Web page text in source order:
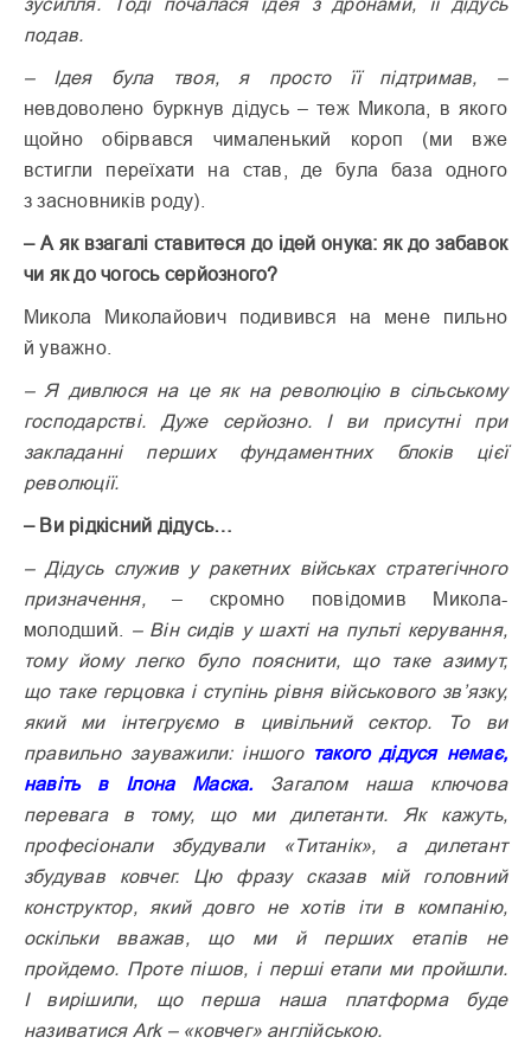
подав.
– Ідея була твоя, я просто її підтримав, –
невдоволено буркнув дідусь – теж Микола, в якого
щойно обірвався чималенький короп (ми вже
встигли переїхати на став, де була база одного
ззасновників роду).
– А як взагалі ставитеся до ідей онука: як до забавок
чи як до чогось серйозного?
Микола Миколайович подивився на мене пильно
й уважно.
– Я дивлюся на це як на революцію в сільському
господарстві. Дуже серйозно. І ви присутні при
закладанні перших фундаментних блоків цієї
революції.
– Ви рідкісний дідусь…
– Дідусь служив у ракетних військах стратегічного
призначення,– скромно повідомив Микола-
молодший.
– Він сидів у шахті на пульті керування,
тому йому легко було пояснити, що таке азимут,
що таке герцовка і ступінь рівня військового зв’язку,
який ми інтегруємо в цивільний сектор. То ви
правильно зауважили: іншого такогодідуся немає,
навіть в Ілона Маска. Загалом наша ключова
перевага в тому, що ми дилетанти. Як кажуть,
професіонали збудували «Титанік», а дилетант
збудував ковчег. Цю фразу сказав мій головний
конструктор, який довго не хотів іти в компанію,
оскільки вважав, що ми й перших етапів не
пройдемо. Проте пішов, і перші етапи ми пройшли.
І вирішили, що перша наша платформа буде
називатися Ark – «ковчег» англійською.